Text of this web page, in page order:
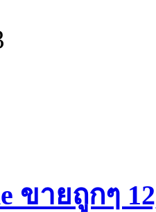
ขายถูกๆ